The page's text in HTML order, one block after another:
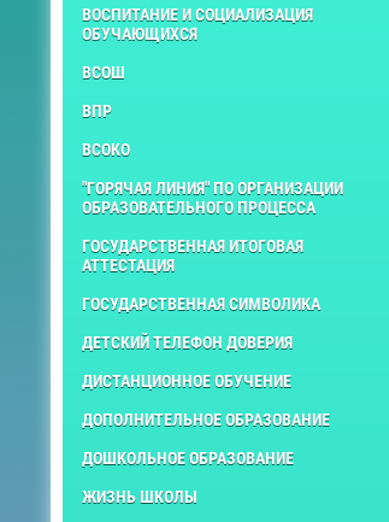
ВОСПИТАНИЕ И СОЦИАЛИЗАЦИЯ
ОБУЧАЮЩИХСЯ
ВСОШ
ВПР
ВСОКО
"ГОРЯЧАЯ ЛИНИЯ" ПО ОРГАНИЗАЦИИ
ОБРАЗОВАТЕЛЬНОГО ПРОЦЕССА
ГОСУДАРСТВЕННАЯ ИТОГОВАЯ
АТТЕСТАЦИЯ
ГОСУДАРСТВЕННАЯ СИМВОЛИКА
ДЕТСКИЙ ТЕЛЕФОН ДОВЕРИЯ
ДИСТАНЦИОННОЕ ОБУЧЕНИЕ
ДОПОЛНИТЕЛЬНОЕ ОБРАЗОВАНИЕ
ДОШКОЛЬНОЕ ОБРАЗОВАНИЕ
ЖИЗНЬ ШКОЛЫ